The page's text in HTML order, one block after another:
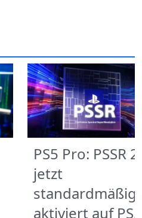
PS5 Pro: PSSR
jetzt
standardmäßig
aktiviert auf PS5